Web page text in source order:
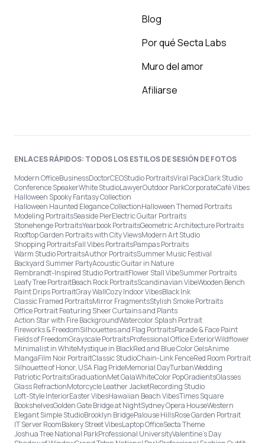
Blog
Por qué Secta Labs
Muro del amor
Afiliarse
ENLACES RÁPIDOS: TODOS LOS ESTILOS DE SESIÓN DE FOTOS
Modern OfficeBusinessDoctorCEOStudio PortraitsViral PackDark Studio
Conference SpeakerWhite StudioLawyerOutdoor ParkCorporateCafé Vibes
Halloween Spooky Fantasy Collection
Halloween Haunted Elegance CollectionHalloween Themed Portraits
Modeling PortraitsSeaside PierElectric Guitar Portraits
Stonehenge PortraitsYearbook PortraitsGeometric Architecture Portraits
Rooftop Garden Portraits with City ViewsModern Art Studio
Shopping PortraitsFall Vibes PortraitsPampas Portraits
Warm Studio PortraitsAuthor PortraitsSummer Music Festival
Backyard Summer PartyAcoustic Guitar in Nature
Rembrandt-Inspired Studio PortraitFlower Stall VibeSummer Portraits
Leafy Tree PortraitBeach Rock PortraitsScandinavian VibeWooden Bench
Paint Drips PortraitGray WallCozy Indoor VibesBlack Ink
Classic Framed PortraitsMirror FragmentsStylish Smoke Portraits
Office Portrait Featuring Sheer Curtains and Plants
Action Star with Fire BackgroundWatercolor Splash Portrait
Fireworks & FreedomSilhouettes and Flag PortraitsParade & Face Paint
Fields of FreedomGrayscale PortraitsProfessional Office ExteriorWildflower
Minimalist in WhiteMystique in BlackRed and Blue Color GelsAnime
MangaFilm Noir PortraitClassic StudioChain-Link FenceRed Room Portrait
Silhouette of Honor, USA Flag PrideMemorial DayTurbanWedding
Patriotic PortraitsGraduationMet GalaWhiteColor PopGradientsGlasses
Glass RefractionMotorcycle Leather JacketRecording Studio
Loft-Style InteriorEaster VibesHawaiian Beach VibesTimes Square
BookshelvesGolden Gate Bridge at NightSydney Opera HouseWestern
Elegant Simple StudioBrooklyn BridgePalouse HillsRose Garden Portrait
IT Server RoomBakery Street VibesLaptop OfficeSecta Theme
Joshua Tree National ParkProfessional UniversityValentine's Day